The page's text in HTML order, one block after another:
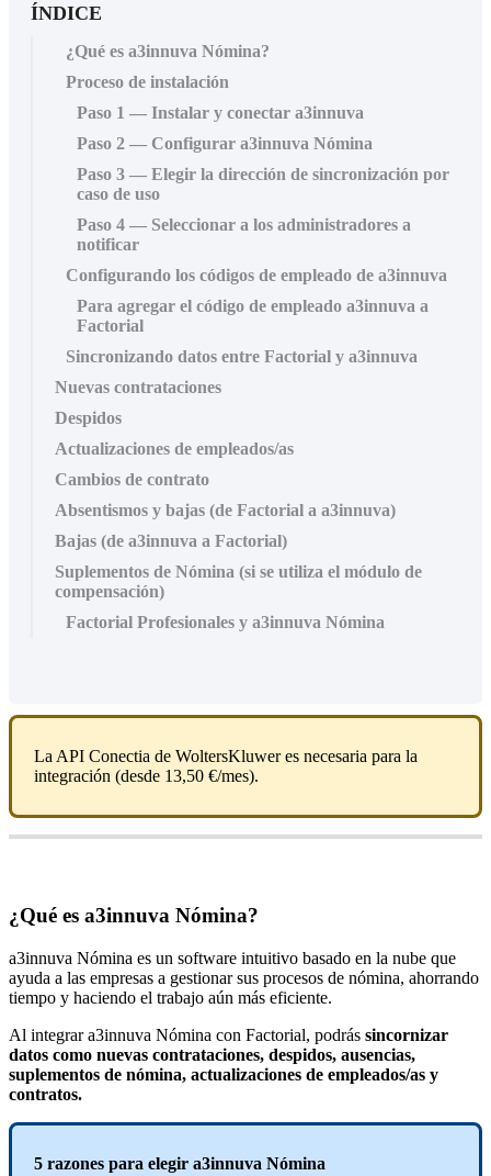
ÍNDICE
¿Qué es a3innuva Nómina?
Proceso de instalación
Paso 1 — Instalar y conectar a3innuva
Paso 2 — Configurar a3innuva Nómina
Paso 3 — Elegir la dirección de sincronización por
caso de uso
Paso 4 — Seleccionar a los administradores a
notificar
Configurando los códigos de empleado de a3innuva
Para agregar el código de empleado a3innuva a
Factorial
Sincronizando datos entre Factorial y a3innuva
Nuevas contrataciones
Despidos
Actualizaciones de empleados/as
Cambios de contrato
Absentismos y bajas (de Factorial a a3innuva)
Bajas (de a3innuva a Factorial)
Suplementos de Nómina (si se utiliza el módulo de
compensación)
Factorial Profesionales y a3innuva Nómina
La API Conectia de WoltersKluwer es necesaria para la
integración (desde 13,50 €/mes).
¿Qué es a3innuva Nómina?
a3innuva Nómina es un software intuitivo basado en la nube que
ayuda a las empresas a gestionar sus procesos de nómina, ahorrando
tiempo y haciendo el trabajo aún más eficiente.
Al integrar a3innuva Nómina con Factorial, podrás sincornizar
datos como nuevas contrataciones, despidos, ausencias,
suplementos de nómina, actualizaciones de empleados/as y
contratos.
5 razones para elegir a3innuva Nómina